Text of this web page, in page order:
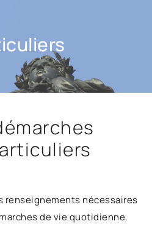
renseignements nécessaires
de vie quotidienne.